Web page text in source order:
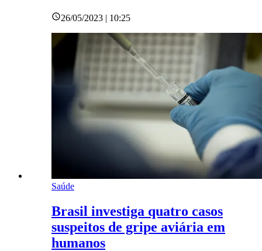
26/05/2023 | 10:25
Saúde
Brasil investiga quatro casos
suspeitos de gripe aviária em
humanos